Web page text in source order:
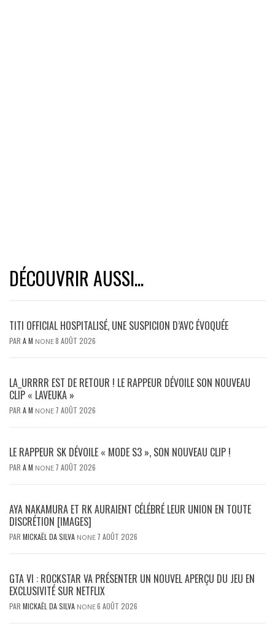
DÉCOUVRIR AUSSI...
TITI OFFICIAL HOSPITALISÉ, UNE SUSPICION D’AVC ÉVOQUÉE
PAR A M NONE8 AOÛT 2026
LA_URRRR EST DE RETOUR ! LE RAPPEUR DÉVOILE SON NOUVEAU
CLIP « LAVEUKA »
PAR A M NONE 7 AOÛT 2026
LE RAPPEUR SK DÉVOILE « MODE S3 », SON NOUVEAU CLIP !
PAR A M NONE 7 AOÛT 2026
AYA NAKAMURA ET RK AURAIENT CÉLÉBRÉ LEUR UNION EN TOUTE
DISCRÉTION [IMAGES]
PAR MICKAËL DA SILVA NONE 7 AOÛT 2026
GTA VI : ROCKSTAR VA PRÉSENTER UN NOUVEL APERÇU DU JEU EN
EXCLUSIVITÉ SUR NETFLIX
PAR MICKAËL DA SILVA NONE6 AOÛT 2026